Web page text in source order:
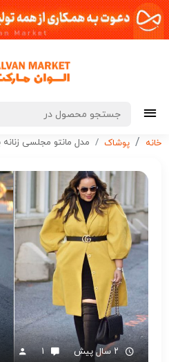
خانه پوشاک مدل مانتو مجلسی زنانه
۲ سال پیش 1